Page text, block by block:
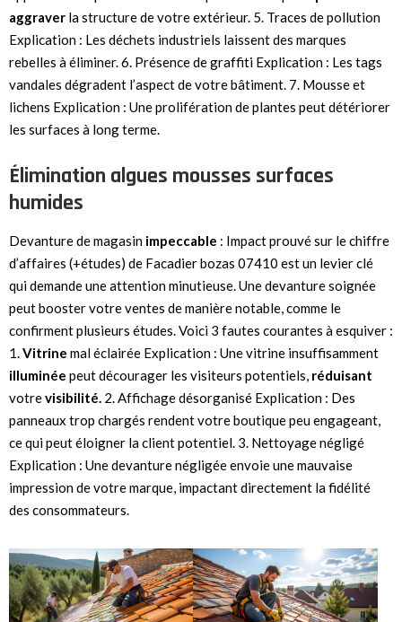
aggraver la structure de votre extérieur. 5. Traces de pollution
Explication : Les déchets industriels laissent des marques
rebelles à éliminer. 6. Présence de graffiti Explication : Les tags
vandales dégradent l’aspect de votre bâtiment. 7. Mousse et
lichens Explication : Une prolifération de plantes peut détériorer
les surfaces à long terme.
Élimination algues mousses surfaces
humides
Devanture de magasin impeccable : Impact prouvé sur le chiffre
d’affaires (+études) de Facadier bozas 07410 est un levier clé
qui demande une attention minutieuse. Une devanture soignée
peut booster votre ventes de manière notable, comme le
confirment plusieurs études. Voici 3 fautes courantes à esquiver :
1.Vitrine mal éclairée Explication : Une vitrine insuffisamment
illuminée peut décourager les visiteurs potentiels, réduisant
votrevisibilité. 2. Affichage désorganisé Explication : Des
panneaux trop chargés rendent votre boutique peu engageant,
ce qui peut éloigner la client potentiel. 3. Nettoyage négligé
Explication : Une devanture négligée envoie une mauvaise
impression de votre marque, impactant directement la fidélité
des consommateurs.